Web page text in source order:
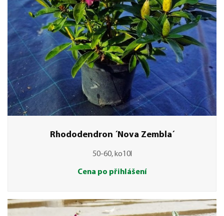
Rhododendron ´Nova Zembla´
50-60, ko10l
Cena po přihlášení